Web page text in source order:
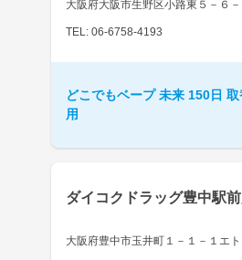
大阪府大阪市生野区小路東５－６
TEL: 06-6758-4193
どこでもベープ 未来 150日
用
ダイコクドラッグ豊中駅
大阪府豊中市玉井町１－１－１エ